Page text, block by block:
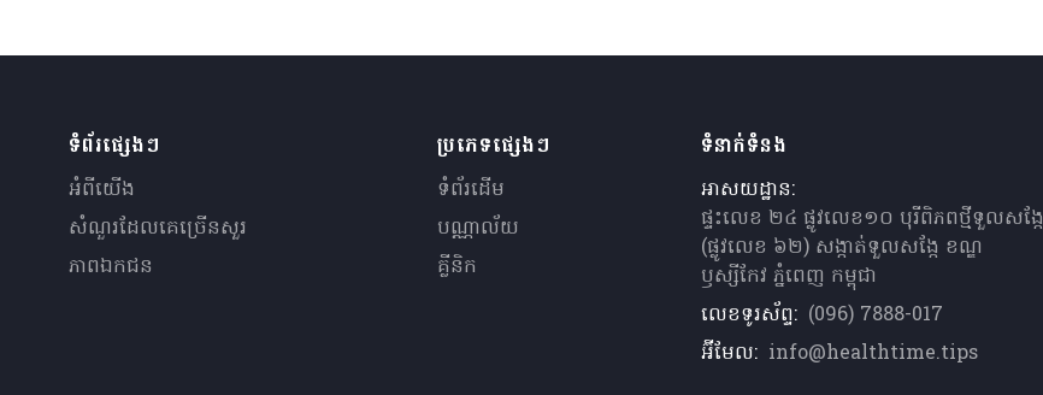
ទំព័រផ្សេងៗ
អំពីយើង
សំណួរ​ដែលគេ​ច្រើន​សួរ
ភាពឯកជន
ប្រភេទផ្សេងៗ
ទំព័រដើម
បណ្ណាល័យ
គ្លីនិក
ទំនាក់ទំនង
អាសយដ្ឋាន:
ផ្ទះលេខ ២៤ ផ្លូវលេខ១០ បុរីពិភពថ្មីទួលសង្កែ
(ផ្លូវលេខ ៦២) សង្កាត់ទួលសង្កែ ខណ្ឌ
ឫស្សីកែវ ភ្នំពេញ កម្ពុជា
លេខទូរស័ព្ទ: (096) 7888-017
អ៊ីមែល: info@healthtime.tips